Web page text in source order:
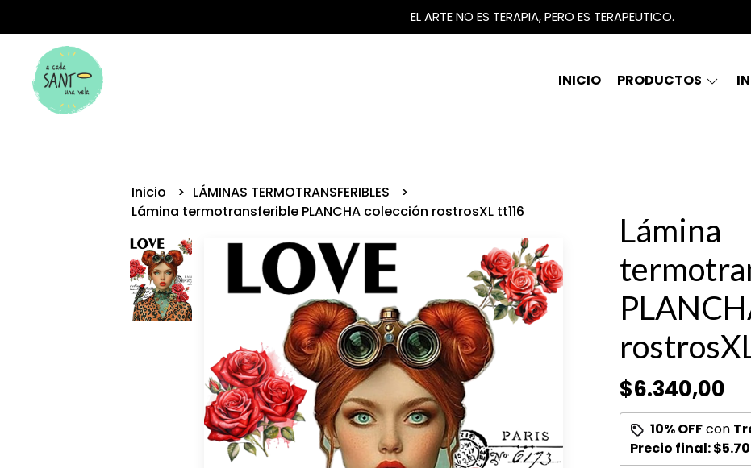
EL ARTE NO ES TERAPIA, PERO ES TERAPEUTICO.
INICIO PRODUCTOS
Inicio
LÁMINAS TERMOTRANSFERIBLES
Lámina termotransferible PLANCHA colección rostrosXL tt116
Lámina
$6.340,00
10% OFFcon
Precio final: